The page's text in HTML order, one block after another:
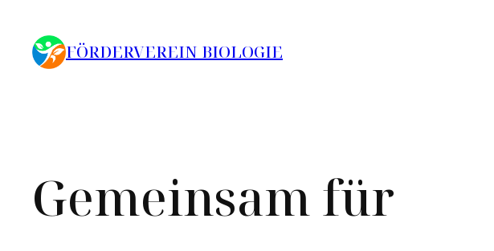
Inhalt
springenFÖRDERVEREIN BIOLOGIE
Gemeinsam für